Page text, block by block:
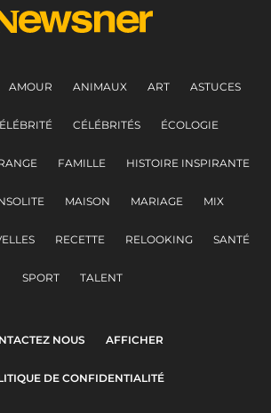
AMOUR ANIMAUX ART ASTUCES
CÉLÉBRITÉS ÉCOLOGIE
FAMILLE HISTOIRE INSPIRANTE
MAISON MARIAGE MIX
RECETTE RELOOKING SANTÉ
SPORT TALENT
NOUS AFFICHER
DE CONFIDENTIALITÉ